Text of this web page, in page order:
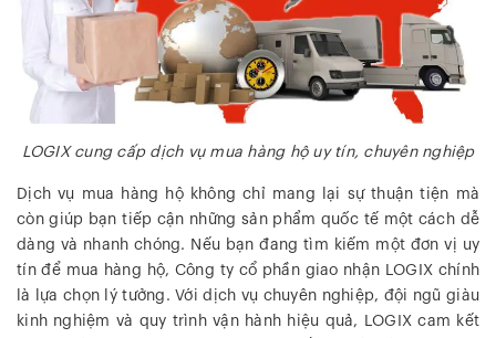
LOGIX cung cấp dịch vụ mua hàng hộ uy tín, chuyên nghiệp
Dịch vụ mua hàng hộ không chỉ mang lại sự thuận tiện mà
còn giúp bạn tiếp cận những sản phẩm quốc tế một cách dễ
dàng và nhanh chóng. Nếu bạn đang tìm kiếm một đơn vị uy
tín để mua hàng hộ, Công ty cổ phần giao nhận LOGIX chính
là lựa chọn lý tưởng. Với dịch vụ chuyên nghiệp, đội ngũ giàu
kinh nghiệm và quy trình vận hành hiệu quả, LOGIX cam kết